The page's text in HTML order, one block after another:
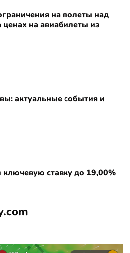
на полеты над
ценах на авиабилеты из
актуальные события и
ставку до 19,00%